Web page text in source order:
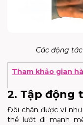
Các động
Tham khảo gian
2. Tập động
Đôi chân được ví
thể lướt đi mạnh